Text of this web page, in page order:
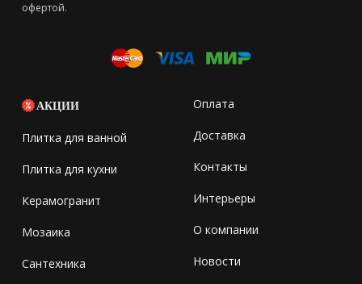
офертой.
АКЦИИ
Плитка для ванной
Плитка для кухни
Керамогранит
Мозаика
Сантехника
Оплата
Доставка
Контакты
Интерьеры
О компании
Новости